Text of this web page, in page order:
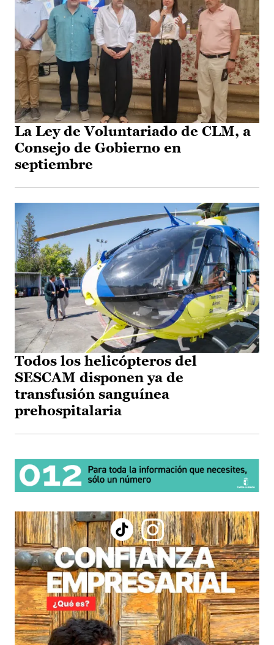
La Ley de Voluntariado de CLM, a
Consejo de Gobierno en
septiembre
Todos los helicópteros del
SESCAM disponen ya de
transfusión sanguínea
prehospitalaria